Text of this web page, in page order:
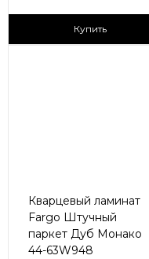
2
Купить
Кварцевый ламинат
Fargo Штучный
паркет Дуб Монако
44-63W948